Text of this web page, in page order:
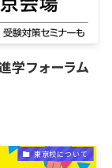
学フォーラム
東京校について